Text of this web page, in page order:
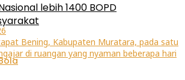
lebih 1400 BOPD